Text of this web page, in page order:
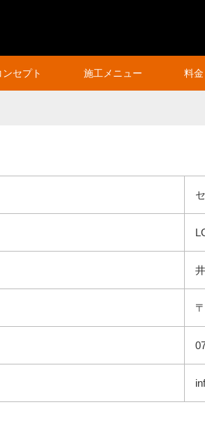
ンセプト 施工メニュー 料金